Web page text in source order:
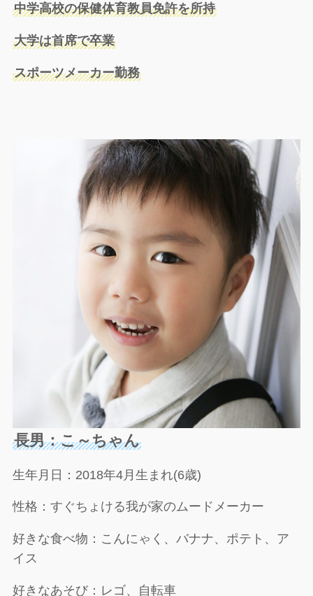
中学高校の保健体育教員免許を所持
大学は首席で卒業
スポーツメーカー勤務
長男：こ～ちゃん
生年月日：2018年4月生まれ(6歳)
性格：すぐちょける我が家のムードメーカー
好きな食べ物：こんにゃく、バナナ、ポテト、ア
イス
好きなあそび：レゴ、自転車